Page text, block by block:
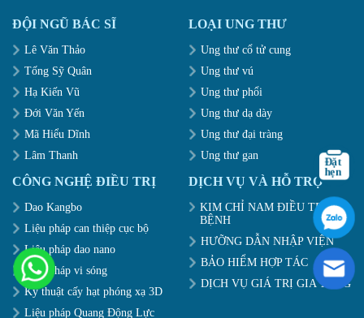
ĐỘI NGŨ BÁC SĨ
Lê Văn Thảo
Tống Sỹ Quân
Hạ Kiến Vũ
Đới Văn Yến
Mã Hiểu Dĩnh
Lâm Thanh
LOẠI UNG THƯ
Ung thư cổ tử cung
Ung thư vú
Ung thư phổi
Ung thư dạ dày
Ung thư đại tràng
Ung thư gan
CÔNG NGHỆ ĐIỀU TRỊ
Dao Kangbo
Liệu pháp can thiệp cục bộ
Liệu pháp dao nano
Liệu pháp vi sóng
Kỹ thuật cấy hạt phóng xạ 3D
Liệu pháp Quang Động Lực
DỊCH VỤ VÀ HỖ TRỢ
KIM CHỈ NAM ĐIỀU TRỊ
BỆNH
HƯỠNG DẪN NHẬP VIỆN
BẢO HIỂM HỢP TÁC
DỊCH VỤ GIÁ TRỊ GIA TĂNG